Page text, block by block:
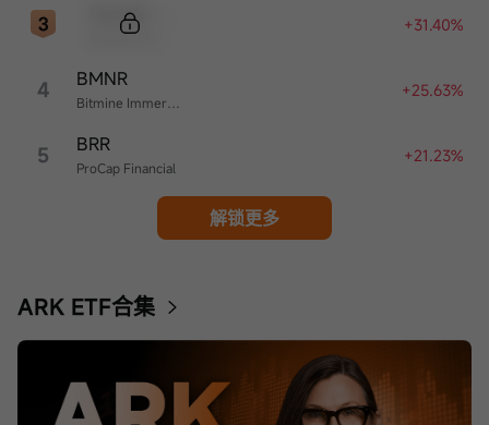
+31.40%
4 BMNR +25.63%
5 ProCap Financial
BRR +21.23%
解锁更多
ARK ETF合集